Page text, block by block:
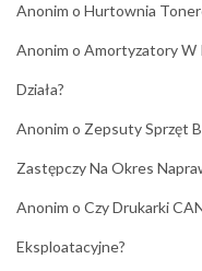
Anonim o Hurtownia
Anonim o Amortyzatory W
Działa?
Anonim o Zepsuty Sprzęt
Zastępczy Na Okres
Anonim o Czy Drukarki
Eksploatacyjne?